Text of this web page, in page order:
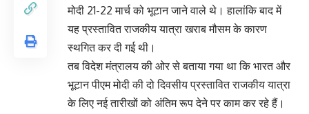
मोदी 21-22 मार्च को भूटान जाने वाले थे। हालांकि बाद में
यह प्रस्तावित राजकीय यात्रा खराब मौसम के कारण
स्थगित कर दी गई थी।
तब विदेश मंत्रालय की ओर से बताया गया था कि भारत और
भूटान पीएम मोदी की दो दिवसीय प्रस्तावित राजकीय यात्रा
के लिए नई तारीखों को अंतिम रूप देने पर काम कर रहे हैं।